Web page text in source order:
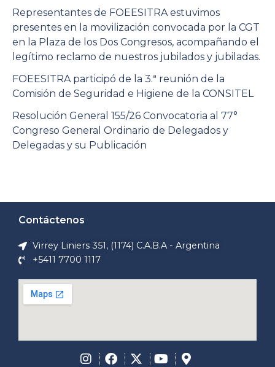
Representantes de FOEESITRA estuvimos
presentes en la movilización convocada por la CGT
en la Plaza de los Dos Congresos, acompañando el
legítimo reclamo de nuestros jubilados y jubiladas.
FOEESITRA participó de la 3.ª reunión de la
Comisión de Seguridad e Higiene de la CONSITEL
Resolución General 155/26 Convocatoria al 77°
Congreso General Ordinario de Delegados y
Delegadas y su Publicación
Contáctenos
Virrey Liniers 351, (1174) C.A.B.A - Argentina
+5411 7700 1117